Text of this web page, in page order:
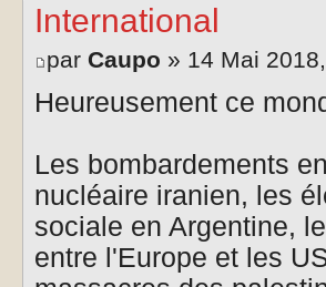
International
par Caupo » 14 Mai
Heureusement ce
Les bombardements
nucléaire iranien, les
sociale en Argentine,
entre l'Europe et les